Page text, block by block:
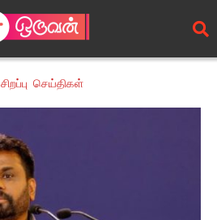
சிறப்பு செய்திகள்